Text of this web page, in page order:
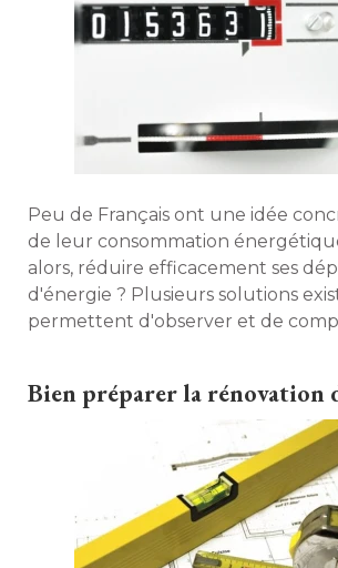
Peu de Français ont une idée
de leur consommation
alors, réduire efficacement ses
d'énergie ? Plusieurs solutions
permettent d'observer et de
Bien préparer la rénovation